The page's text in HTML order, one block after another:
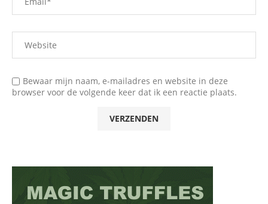
Bewaar mijn naam, e-mailadres en website in deze
browser voor de volgende keer dat ik een reactie plaats.